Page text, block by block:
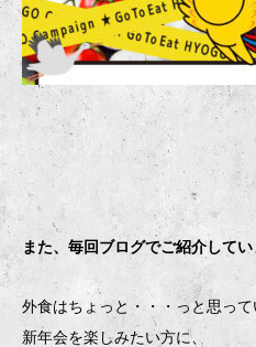
また、毎回ブログでご紹介してい
外食はちょっと・・・っと思って
新年会を楽しみたい方に、